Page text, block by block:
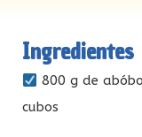
Ingredientes
800 g de
cubos